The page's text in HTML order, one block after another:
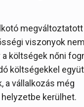
viszonyok
költségek nőni
költségekkel
a vállalkozás még
kerülhet.